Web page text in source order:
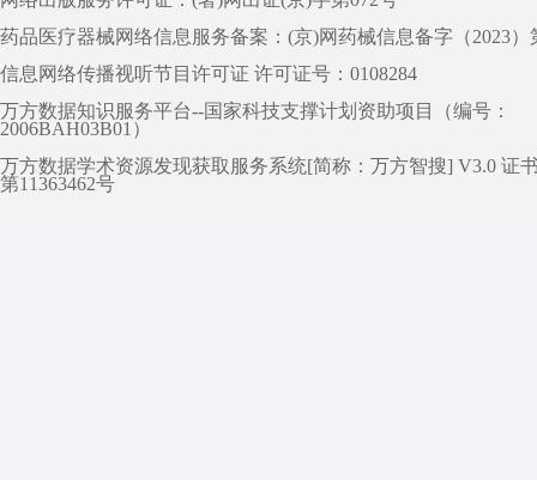
药品医疗器械网络信息服务备案：(京)网药械信息备字（2023）
信息网络传播视听节目许可证 许可证号：0108284
万方数据知识服务平台--国家科技支撑计划资助项目（编号：
2006BAH03B01）
万方数据学术资源发现获取服务系统[简称：万方智搜] V3.0 证
第11363462号